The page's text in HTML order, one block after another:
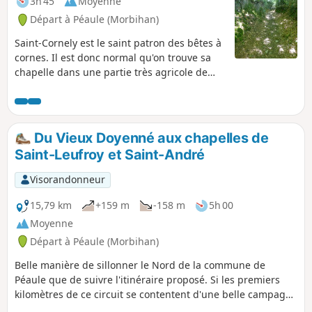
Départ à Péaule (Morbihan)
Saint-Cornely est le saint patron des bêtes à
cornes. Il est donc normal qu'on trouve sa
chapelle dans une partie très agricole de
sillonne le plateau au-dessus de la Vilaine,
vous aurez d'autres choses à faire que de
compter vaches et autres quadrupèdes.
Ouvrez les yeux, il y a beaucoup à voir dans
ce méandre de la Vilaine
Du Vieux Doyenné aux chapelles de
Saint-Leufroy et Saint-André
Visorandonneur
15,79 km
+159 m -158 m
5h 00
Moyenne
Départ à Péaule (Morbihan)
Belle manière de sillonner le Nord de la commune de
Péaule que de suivre l'itinéraire proposé. Si les premiers
kilomètres de ce circuit se contentent d'une belle campagne